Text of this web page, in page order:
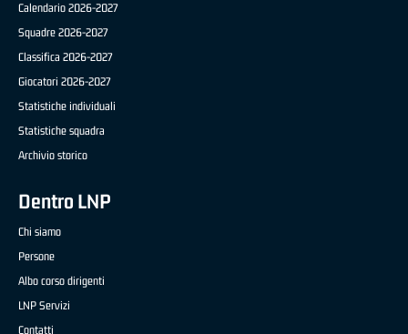
Calendario 2026-2027
Squadre 2026-2027
Classifica 2026-2027
Giocatori 2026-2027
Statistiche individuali
Statistiche squadra
Archivio storico
Dentro LNP
Chi siamo
Persone
Albo corso dirigenti
LNP Servizi
Contatti